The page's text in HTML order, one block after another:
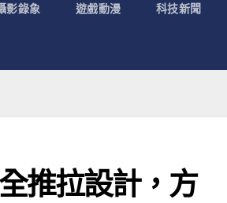
影錄象 遊戲動漫 科技新聞
推拉設計，方